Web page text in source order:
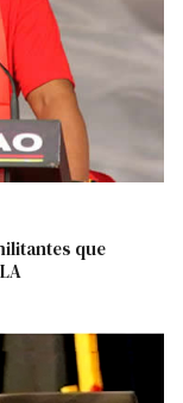
que